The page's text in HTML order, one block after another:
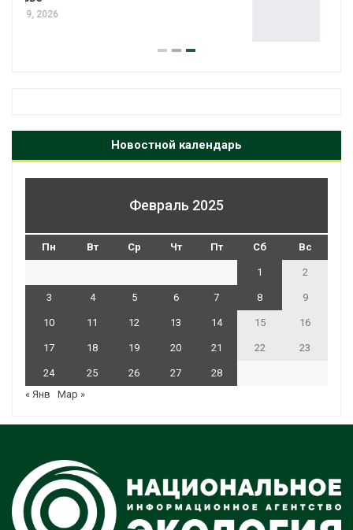
Новостной календарь
Февраль 2025
Пн Вт Ср Чт Пт Сб Вс
1 2
3 4 5 6 7 8 9
10 11 12 13 14 15 16
17 18 19 20 21 22 23
24 25 26 27
28
« Янв
Мар »